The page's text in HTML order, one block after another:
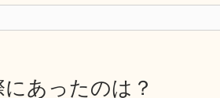
あったのは？